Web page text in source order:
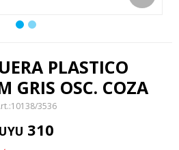
PLASTICO
GRIS OSC. COZA
10138/3536
UYU 310